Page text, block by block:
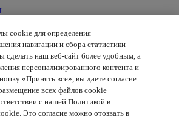
развития
развития
cookie для определения
навигации и сбора статистики
сделать наш веб-сайт более удобным, а
персонализированного контента и
«Принять все», вы даете согласие
всех файлов cookie
с нашей Политикой в
Это согласие можно отозвать в